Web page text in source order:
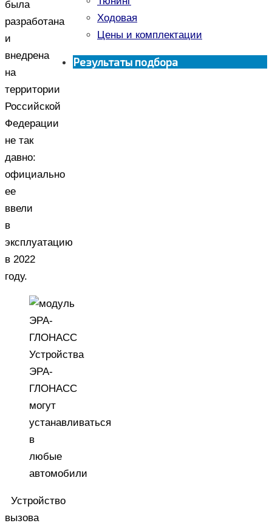
была
разработана
и
внедрена
на
территории
Российской
Федерации
не так
давно:
официально
ее
ввели
в
эксплуатацию
в 2022
году.
Устройства
ЭРА-
ГЛОНАСС
могут
устанавливаться
в
любые
автомобили
Устройство
вызова
Ходовая
Цены и комплектации
Результаты подбора